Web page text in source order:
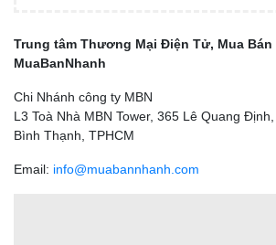
Trung tâm Thương Mại Điện Tử, Mua Bán
MuaBanNhanh
Chi Nhánh công ty MBN
L3 Toà Nhà MBN Tower, 365 Lê Quang
Bình Thạnh, TPHCM
Email: info@muabannhanh.com